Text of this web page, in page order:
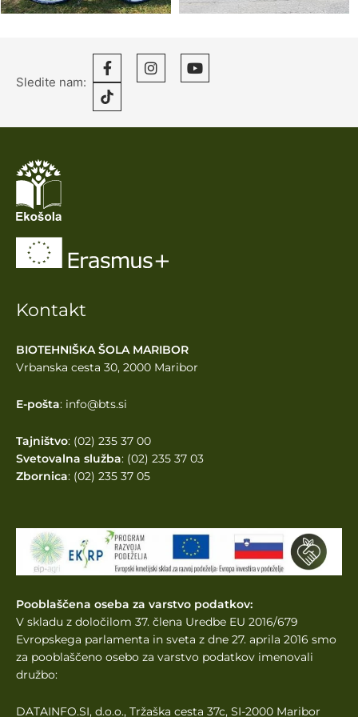
Sledite nam:
Kontakt
BIOTEHNIŠKA ŠOLA MARIBOR
Vrbanska cesta 30, 2000 Maribor
E-pošta: info@bts.si
Tajništvo: (02) 235 37 00
Svetovalna služba: (02) 235 37 03
Zbornica: (02) 235 37 05
Pooblaščena oseba za varstvo podatkov:
V skladu z določilom 37. člena Uredbe EU 2016/679
Evropskega parlamenta in sveta z dne 27. aprila 2016 smo
za pooblaščeno osebo za varstvo podatkov imenovali
družbo:
DATAINFO.SI, d.o.o., Tržaška cesta 37c, SI-2000 Maribor